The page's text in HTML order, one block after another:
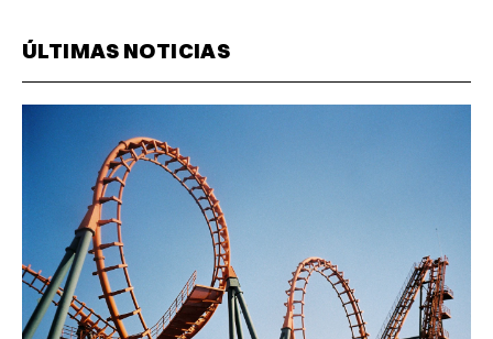
ÚLTIMAS NOTICIAS